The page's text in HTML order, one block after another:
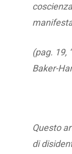
(pag. 19,
Baker-
Questo
di